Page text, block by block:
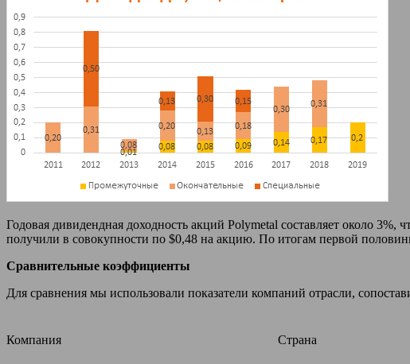
Годовая дивидендная доходность акций Polymetal составляет около
получили в совокупности по $0,48 на акцию. По итогам первой
Сравнительные коэффициенты
Для сравнения мы использовали показатели компаний отрасли,
Компания Страна